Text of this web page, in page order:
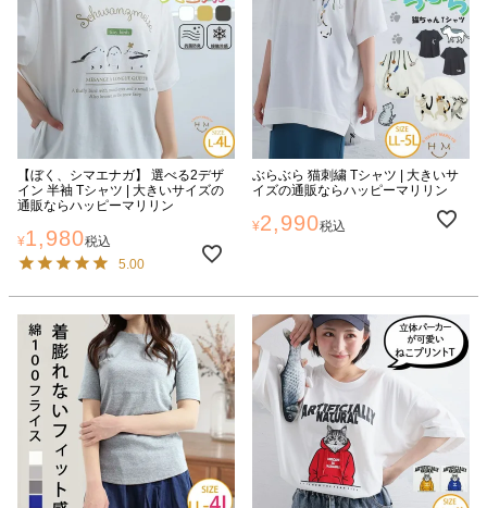
【ぼく、シマエナガ】 選べる2デザ
イン 半袖 Tシャツ | 大きいサイズの
通販ならハッピーマリリン
¥1,980税込
5.00
ぶらぶら 猫刺繍 Tシャツ | 大きいサ
イズの通販ならハッピーマリリン
¥2,990税込